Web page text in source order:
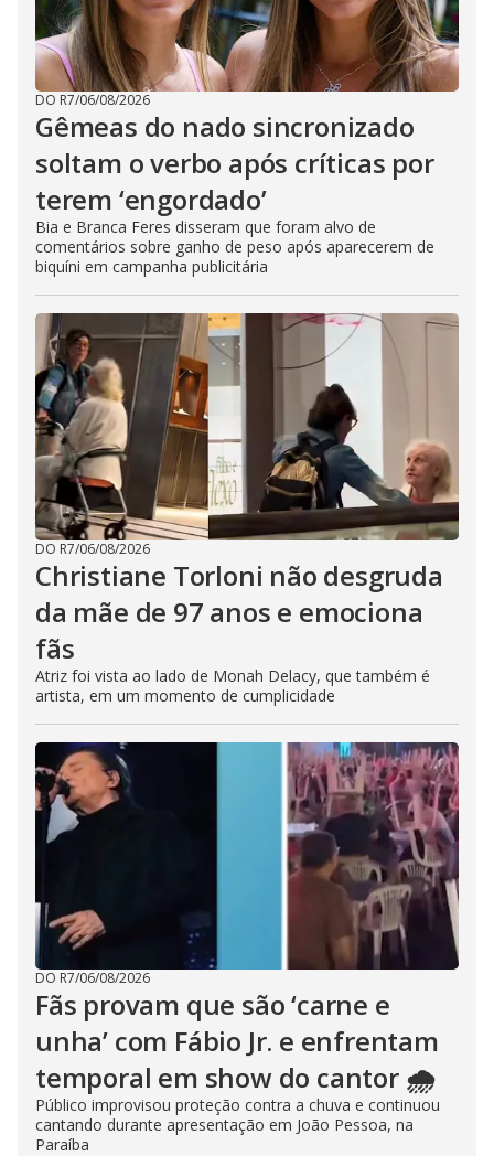
DO R7/06/08/2026
Gêmeas do nado sincronizado
soltam o verbo após críticas por
terem ‘engordado’
Bia e Branca Feres disseram que foram alvo de
comentários sobre ganho de peso após aparecerem de
biquíni em campanha publicitária
DO R7/06/08/2026
Christiane Torloni não desgruda
da mãe de 97 anos e emociona
fãs
Atriz foi vista ao lado de Monah Delacy, que também é
artista, em um momento de cumplicidade
DO R7/06/08/2026
Fãs provam que são ‘carne e
unha’ com Fábio Jr. e enfrentam
temporal em show do cantor 🌧️
Público improvisou proteção contra a chuva e continuou
cantando durante apresentação em João Pessoa, na
Paraíba